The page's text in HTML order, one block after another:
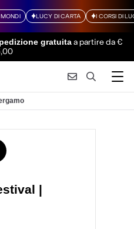
LUCY DI CARTA I CORSI DI
gratuitaa partire da €
|